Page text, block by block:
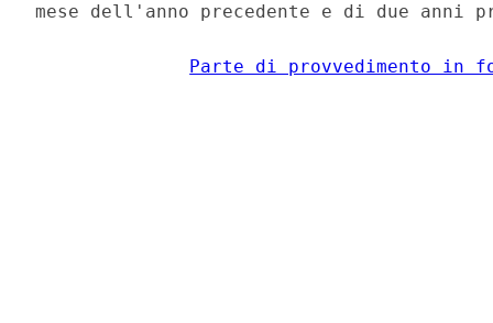
mese dell'anno precedente e di due
Parte di provvedimento in